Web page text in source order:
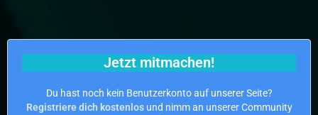
Jetzt mitmachen!
Du hast noch kein Benutzerkonto auf unserer Seite?
Registriere dich kostenlosund nimm an unserer Community